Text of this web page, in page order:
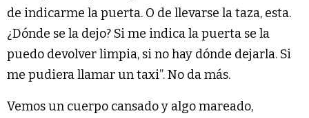
de indicarme la puerta. O de llevarse la taza, esta.
¿Dónde se la dejo? Si me indica la puerta se la
puedo devolver limpia, si no hay dónde dejarla. Si
me pudiera llamar un taxi”. No da más.
Vemos un cuerpo cansado y algo mareado,